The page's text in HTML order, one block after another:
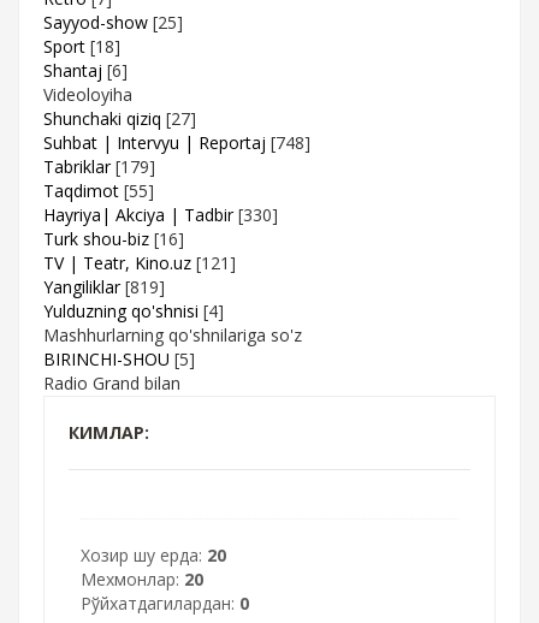
Sayyod-show [25]
Sport [18]
Shantaj [6]
Videoloyiha
Shunchaki qiziq [27]
Suhbat | Intervyu | Reportaj [748]
Tabriklar [179]
Taqdimot [55]
Hayriya| Akciya | Tadbir [330]
Turk shou-biz [16]
TV | Teatr, Kino.uz [121]
Yangiliklar [819]
Yulduzning qo'shnisi [4]
Mashhurlarning qo'shnilariga so'z
BIRINCHI-SHOU [5]
Radio Grand bilan
КИМЛАР:
Хозир шу ерда: 20
Мехмонлар: 20
Рўйхатдагилардан: 0